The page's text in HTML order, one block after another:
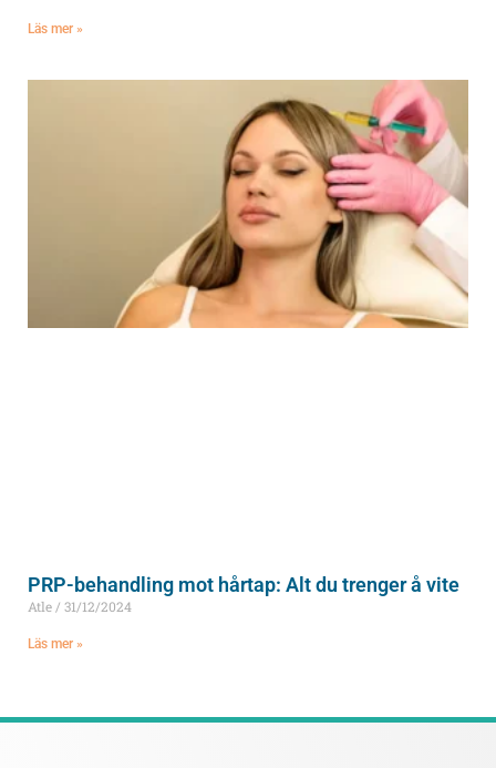
Läs mer »
PRP-behandling mot hårtap: Alt du trenger å vite
Atle 31/12/2024
Läs mer »